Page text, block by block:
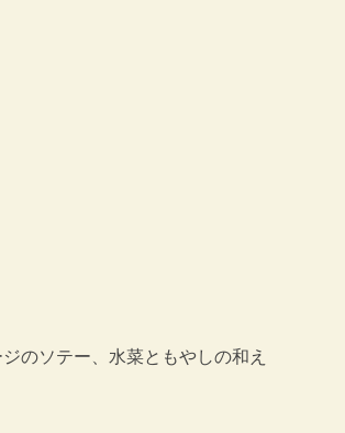
のソテー、水菜ともやしの和え